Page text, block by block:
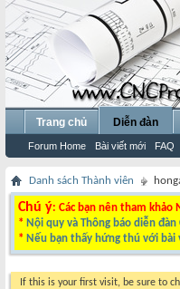
Trang chủ Diễn đàn
Forum Home Bài viết mới FAQ
Danh sách Thành viên
Chú ý: Các bạn nên tham
* Nội quy và Thông báo diễn đàn
* Nếu bạn thấy hứng thú với bài
If this is your first visit, be sure to